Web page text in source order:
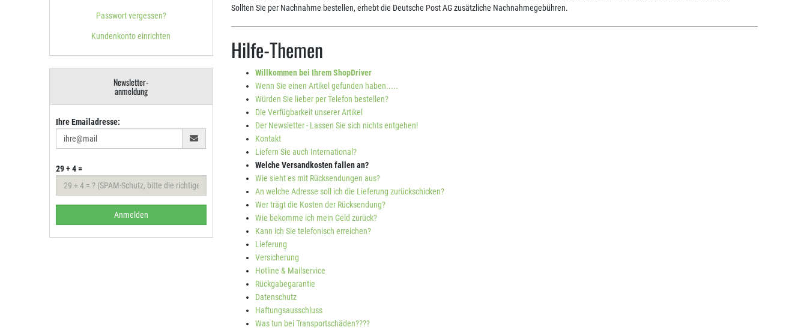
Sollten Sie per Nachnahme bestellen, erhebt die Deutsche Post AG zusätzliche Nachnahmegebühren.
Hilfe-Themen
Willkommen bei Ihrem ShopDriver
Wenn Sie einen Artikel gefunden haben.....
Würden Sie lieber per Telefon bestellen?
Die Verfügbarkeit unserer Artikel
Der Newsletter - Lassen Sie sich nichts entgehen!
Kontakt
Liefern Sie auch International?
Welche Versandkosten fallen an?
Wie sieht es mit Rücksendungen aus?
An welche Adresse soll ich die Lieferung zurückschicken?
Wer trägt die Kosten der Rücksendung?
Wie bekomme ich mein Geld zurück?
Kann ich Sie telefonisch erreichen?
Lieferung
Versicherung
Hotline & Mailservice
Rückgabegarantie
Datenschutz
Haftungsausschluss
Was tun bei Transportschäden????
Passwort vergessen?
Kundenkonto einrichten
Newsletter-
anmeldung
Ihre Emailadresse:
29 + 4 =
Anmelden